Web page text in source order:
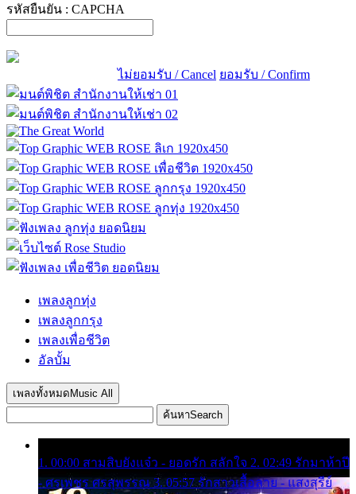
รหัสยืนยัน : CAPCHA
ไม่ยอมรับ / Cancel ยอมรับ / Confirm
เพลงลูกทุ่ง
เพลงลูกกรุง
เพลงเพื่อชีวิต
อัลบั้ม
เพลงทั้งหมด Music All
ค้นหาSearch
1. 00:00 สามสิบยังแจ๋ว - ยอดรัก สลักใจ 2. 02:49 รักมาห้าปี
- ศรเพชร ศรสุพรรณ 3. 05:57 รักสาวเสื้อลาย - แสงสุรีย์